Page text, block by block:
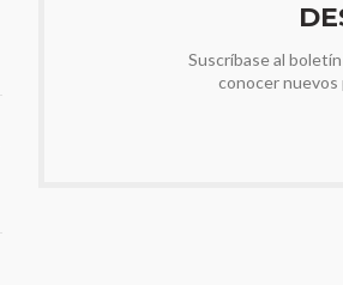
Suscríbase al
conocer